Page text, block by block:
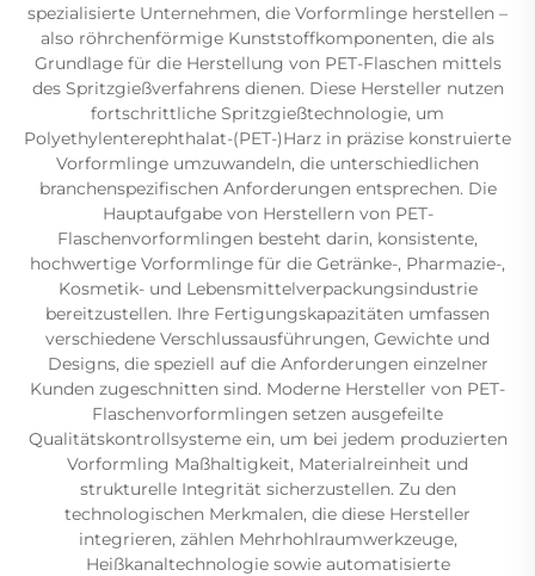
spezialisierte Unternehmen, die Vorformlinge herstellen –
also röhrchenförmige Kunststoffkomponenten, die als
Grundlage für die Herstellung von PET-Flaschen mittels
des Spritzgießverfahrens dienen. Diese Hersteller nutzen
fortschrittliche Spritzgießtechnologie, um
Polyethylenterephthalat-(PET-)Harz in präzise konstruierte
Vorformlinge umzuwandeln, die unterschiedlichen
branchenspezifischen Anforderungen entsprechen. Die
Hauptaufgabe von Herstellern von PET-
Flaschenvorformlingen besteht darin, konsistente,
hochwertige Vorformlinge für die Getränke-, Pharmazie-,
Kosmetik- und Lebensmittelverpackungsindustrie
bereitzustellen. Ihre Fertigungskapazitäten umfassen
verschiedene Verschlussausführungen, Gewichte und
Designs, die speziell auf die Anforderungen einzelner
Kunden zugeschnitten sind. Moderne Hersteller von PET-
Flaschenvorformlingen setzen ausgefeilte
Qualitätskontrollsysteme ein, um bei jedem produzierten
Vorformling Maßhaltigkeit, Materialreinheit und
strukturelle Integrität sicherzustellen. Zu den
technologischen Merkmalen, die diese Hersteller
integrieren, zählen Mehrhohlraumwerkzeuge,
Heißkanaltechnologie sowie automatisierte